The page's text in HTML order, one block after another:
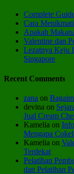
Complete
Cara
Apakah
Valentine dan
Lezatnya Keju
Singapore
Recent Comments
zana on
devina on
Jual Cream
Kamelia on
Mengapa
Kamelia on
Terdekat
Pelatihan
dan Pelatihan